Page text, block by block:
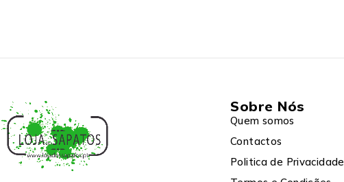
Sobre Nós
Quem somos
Contactos
Politica de Privacidade